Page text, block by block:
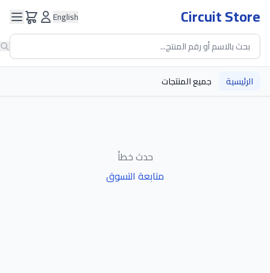
Circuit Store
English
الرئيسية جميع المنتجات
حدث خطأ
متابعة التسوق